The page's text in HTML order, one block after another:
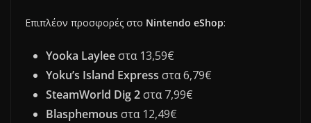
Επιπλέον προσφορές στο Nintendo eShop:
Yooka Layleeστα 13,59€
Yoku’s Island Express στα 6,79€
SteamWorld Dig 2στα 7,99€
Blasphemous στα 12,49€